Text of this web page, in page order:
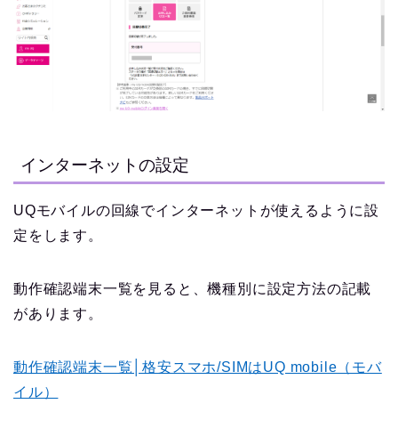
インターネットの設定
UQモバイルの回線でインターネットが使えるように設
定をします。
動作確認端末一覧を見ると、機種別に設定方法の記載
があります。
動作確認端末一覧│格安スマホ/SIMはUQ mobile（モバ
イル）